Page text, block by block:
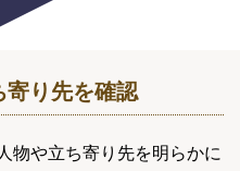
り先を確認
物や立ち寄り先を明らかに